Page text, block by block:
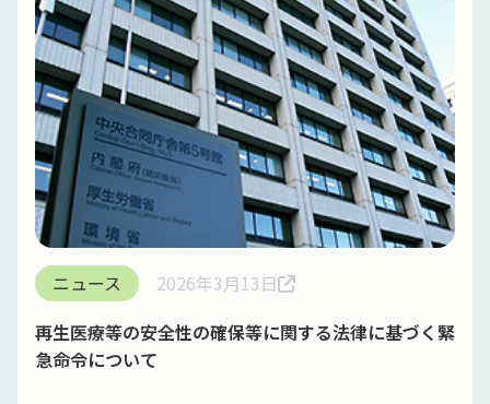
ニュース
2026年3月13日
再生医療等の安全性の確保等に関する法律に基づく緊
急命令について